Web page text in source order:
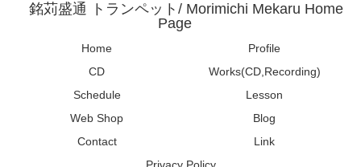
銘苅盛通 トランペット/ Morimichi Mekaru Home
Page
Home
Profile
CD
Works(CD,Recording)
Schedule
Lesson
Web Shop
Blog
Contact
Link